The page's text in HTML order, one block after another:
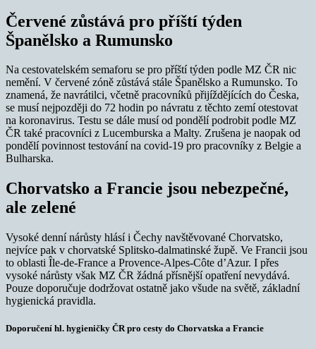
Červené zůstává pro příští týden
Španělsko a Rumunsko
Na cestovatelském semaforu se pro příští týden podle MZ ČR nic
nemění. V červené zóně zůstává stále Španělsko a Rumunsko. To
znamená, že navrátilci, včetně pracovníků přijíždějících do Česka,
se musí nejpozději do 72 hodin po návratu z těchto zemí otestovat
na koronavirus. Testu se dále musí od pondělí podrobit podle MZ
ČR také pracovníci z Lucemburska a Malty. Zrušena je naopak od
pondělí povinnost testování na covid-19 pro pracovníky z Belgie a
Bulharska.
Chorvatsko a Francie jsou nebezpečné,
ale zelené
Vysoké denní nárůsty hlásí i Čechy navštěvované Chorvatsko,
nejvíce pak v chorvatské Splitsko-dalmatinské župě. Ve Francii jsou
to oblasti Île-de-France a Provence-Alpes-Côte d’Azur. I přes
vysoké nárůsty však MZ ČR žádná přísnější opatření nevydává.
Pouze doporučuje dodržovat ostatně jako všude na světě, základní
hygienická pravidla.
Doporučení hl. hygieničky ČR pro cesty do Chorvatska a Francie